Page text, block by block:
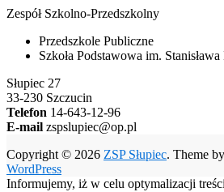
Zespół Szkolno-Przedszkolny
Przedszkole Publiczne
Szkoła Podstawowa im.
Słupiec 27
33-230 Szczucin
Telefon 14-643-12-96
E-mail zspslupiec@op.pl
Copyright © 2026 ZSP Słupiec. Theme by
WordPress
Informujemy, iż w celu optymalizacji